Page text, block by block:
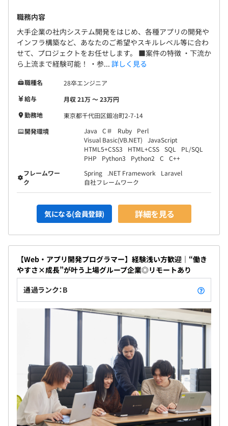
職務内容
大手企業の社内システム開発をはじめ、各種アプリの開発や
インフラ構築など、あなたのご希望やスキルレベル等に合わ
せて、プロジェクトをお任せします。 ■案件の特徴 ・下流か
ら上流まで経験可能！ ・参... 詳しく見る
職種名
28卒エンジニア
給与
月収 21万 〜 23万円
勤務地
東京都千代田区鍛冶町2-7-14
開発環境
Java C＃ Ruby
Perl
Visual Basic(VB.NET)
JavaScript
HTML5+CSS3
HTML+CSS SQL
PL/SQL
PHP
Python3 Python2 C
C++
フレームワー
ク
Spring .NET Framework
Laravel
自社フレームワーク
気になる(会員登録) 詳細を見る
【Web・アプリ開発プログラマー】経験浅い方歓迎｜“働き
やすさ×成長”が叶う上場グループ企業◎リモートあり
通過ランク：B